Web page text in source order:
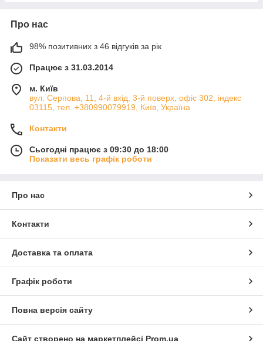
Про нас
98% позитивних з 46 відгуків за рік
Працює з 31.03.2014
м. Київ
вул. Серпова, 11, 4-й вхід, 3-й поверх, офіс 302, індекс
03115, тел. +380990079919, Київ, Україна
Контакти
Сьогодні працює з 09:30 до 18:00
Показати весь графік роботи
Про нас
Контакти
Доставка та оплата
Графік роботи
Повна версія сайту
Сайт створено на маркетплейсі Prom.ua